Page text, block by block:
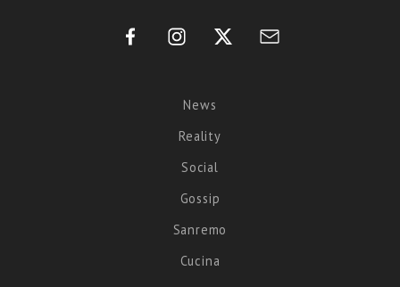
News
Reality
Social
Gossip
Sanremo
Cucina